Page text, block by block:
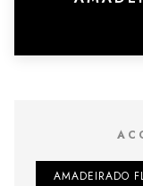
AMADEIRADO